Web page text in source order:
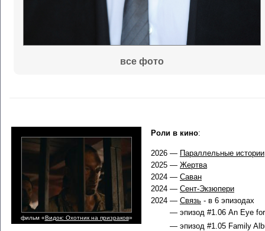
все фото
фильм «Видок: Охотник на призраков»
Роли в кино:
2026 — Параллельные истории
2025 — Жертва
2024 — Саван
2024 — Сент-Экзюпери
2024 — Связь - в 6 эпизодах
— эпизод #1.06 An Eye
— эпизод #1.05 Family